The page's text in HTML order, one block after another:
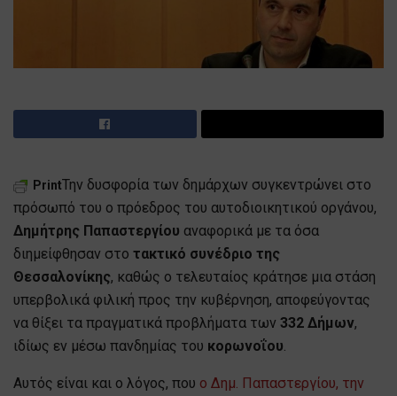
PrintΤην δυσφορία των δημάρχων συγκεντρώνει στο
πρόσωπό του ο πρόεδρος του αυτοδιοικητικού οργάνου,
Δημήτρης Παπαστεργίου αναφορικά με τα όσα
διημείφθησαν στο τακτικό συνέδριο της
Θεσσαλονίκης, καθώς ο τελευταίος κράτησε μια στάση
υπερβολικά φιλική προς την κυβέρνηση, αποφεύγοντας
να θίξει τα πραγματικά προβλήματα των 332 Δήμων,
ιδίως εν μέσω πανδημίας του κορωνοΐου
Αυτός είναι και ο λόγος, που ο Δημ. Παπαστεργίου, την